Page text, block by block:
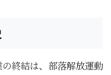
終結は、部落解放運動